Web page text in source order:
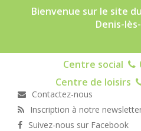
Bienvenue sur le site
Denis-
Centre social
Centre de loisirs
Contactez-nous
Inscription à notre
Suivez-nous sur Facebook